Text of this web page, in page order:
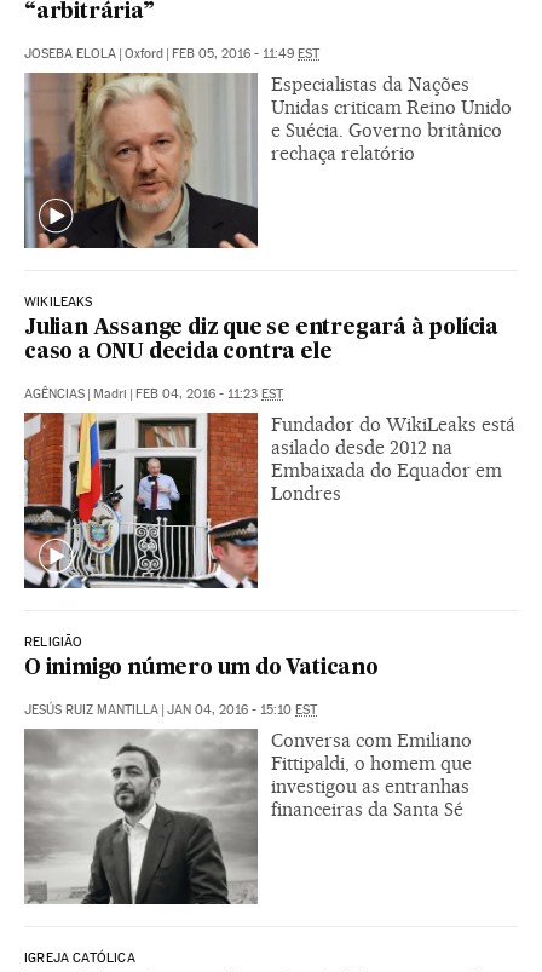
“arbitrária”
JOSEBA ELOLA | Oxford | FEB 05, 2016 - 11:49 EST
Especialistas da Nações
Unidas criticam Reino Unido
e Suécia. Governo britânico
rechaça relatório
WIKILEAKS
Julian Assange diz que se entregará à polícia
caso a ONU decida contra ele
AGÊNCIAS | Madri | FEB 04, 2016 - 11:23 EST
Fundador do WikiLeaks está
asilado desde 2012 na
Embaixada do Equador em
Londres
RELIGIÃO
O inimigo número um do Vaticano
JESÚS RUIZ MANTILLA | JAN 04, 2016 - 15:10 EST
Conversa com Emiliano
Fittipaldi, o homem que
investigou as entranhas
financeiras da Santa Sé
IGREJA CATÓLICA